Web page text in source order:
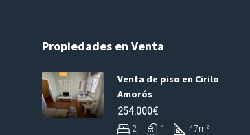
Propiedades en Venta
Venta de piso en Cirilo
Amorós
254.000€
2 1 47m²